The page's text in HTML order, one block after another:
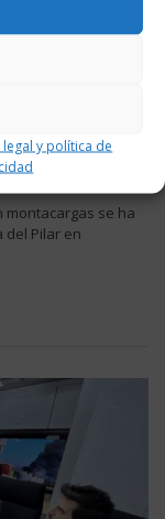
legal y política de
un
en Calahorra
montacargas se ha
del Pilar en